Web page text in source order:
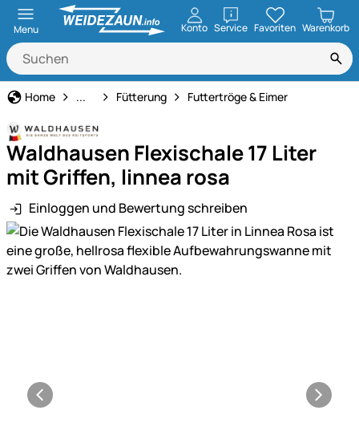
Menu Konto ServiceöffnenFavoriten Warenkorb
Home Rinderhaltung
... Fütterung Futtertröge & Eimer
Waldhausen Flexischale 17 Liter
mit Griffen, linnea rosa
Einloggen und Bewertung schreiben
Produktgalerie